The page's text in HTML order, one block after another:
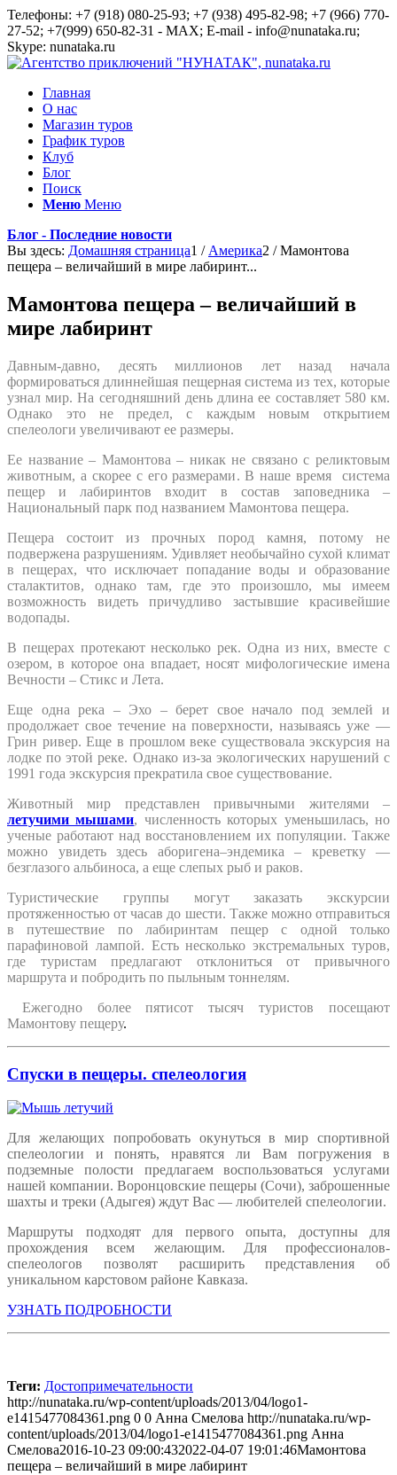
Телефоны: +7 (918) 080-25-93; +7 (938) 495-82-98; +7 (966) 770-
27-52; +7(999) 650-82-31 - MAX; E-mail - info@nunataka.ru;
Skype: nunataka.ru
Главная
О нас
Магазин туров
График туров
Клуб
Блог
Поиск
Меню Меню
Блог - Последние новости
Вы здесь: Домашняя страница1 / Америка2 / Мамонтова
пещера – величайший в мире лабиринт...
Мамонтова пещера – величайший в
мире лабиринт
Давным-давно, десять миллионов лет назад начала
формироваться длиннейшая пещерная система из тех, которые
узнал мир. На сегодняшний день длина ее составляет 580 км.
Однако это не предел, с каждым новым открытием
спелеологи увеличивают ее размеры.
Ее название – Мамонтова – никак не связано с реликтовым
животным, а скорее с его размерами. В наше время система
пещер и лабиринтов входит в состав заповедника –
Национальный парк под названием Мамонтова пещера.
Пещера состоит из прочных пород камня, потому не
подвержена разрушениям. Удивляет необычайно сухой климат
в пещерах, что исключает попадание воды и образование
сталактитов, однако там, где это произошло, мы имеем
возможность видеть причудливо застывшие красивейшие
водопады.
В пещерах протекают несколько рек. Одна из них, вместе с
озером, в которое она впадает, носят мифологические имена
Вечности – Стикс и Лета.
Еще одна река – Эхо – берет свое начало под землей и
продолжает свое течение на поверхности, называясь уже —
Грин ривер. Еще в прошлом веке существовала экскурсия на
лодке по этой реке. Однако из-за экологических нарушений с
1991 года экскурсия прекратила свое существование.
Животный мир представлен привычными жителями –
летучими мышами, численность которых уменьшилась, но
ученые работают над восстановлением их популяции. Также
можно увидеть здесь аборигена–эндемика – креветку —
безглазого альбиноса, а еще слепых рыб и раков.
Туристические группы могут заказать экскурсии
протяженностью от часав до шести. Также можно отправиться
в путешествие по лабиринтам пещер с одной только
парафиновой лампой. Есть несколько экстремальных туров,
где туристам предлагают отклониться от привычного
маршрута и побродить по пыльным тоннелям.
Ежегодно более пятисот тысяч туристов посещают
Мамонтову пещеру.
Спуски в пещеры. спелеология
Для желающих попробовать окунуться в мир спортивной
спелеологии и понять, нравятся ли Вам погружения в
подземные полости предлагаем воспользоваться услугами
нашей компании. Воронцовские пещеры (Сочи), заброшенные
шахты и треки (Адыгея) ждут Вас — любителей спелеологии.
Маршруты подходят для первого опыта, доступны для
прохождения всем желающим. Для профессионалов-
спелеологов позволят расширить представления об
уникальном карстовом районе Кавказа.
УЗНАТЬ ПОДРОБНОСТИ
Теги: Достопримечательности
http://nunataka.ru/wp-content/uploads/2013/04/logo1-
e1415477084361.png 0 0 Анна Смелова http://nunataka.ru/wp-
content/uploads/2013/04/logo1-e1415477084361.png Анна
Смелова2016-10-23 09:00:432022-04-07 19:01:46Мамонтова
пещера – величайший в мире лабиринт